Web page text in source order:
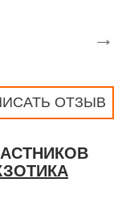
→
ОТЗЫВ